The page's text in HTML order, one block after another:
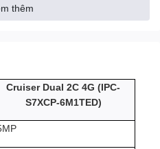
an ninh thông minh thế hệ
hai ống kính độc lập,kết nối
cực kỳ chính xác
nhà vườn, công trình, trang
không có Wi-Fi.
thêm
Cruiser Dual 2C 4G (IPC-
S7XCP-6M1TED)